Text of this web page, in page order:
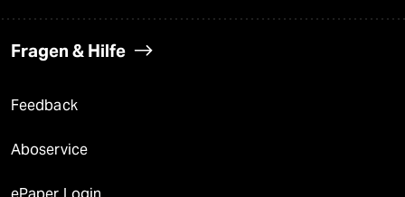
Fragen & Hilfe
Feedback
Aboservice